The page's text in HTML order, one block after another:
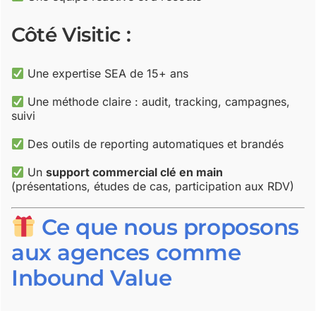
Côté Visitic :
Une expertise SEA de 15+ ans
Une méthode claire : audit, tracking, campagnes,
suivi
Des outils de reporting automatiques et brandés
Unsupport commercial clé en main
(présentations, études de cas, participation aux RDV)
Ce que nous proposons
aux agences comme
Inbound Value